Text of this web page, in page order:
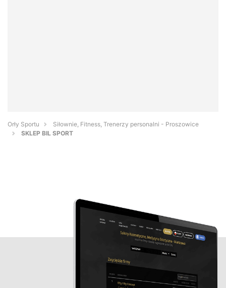
Orły Sportu
Siłownie, Fitness, Trenerzy personalni - Proszowice
SKLEP BIL SPORT